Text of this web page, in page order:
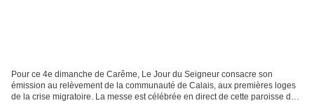
Pour ce 4e dimanche de Carême, Le Jour du Seigneur consacre son
émission au relèvement de la communauté de Calais, aux premières loges
de la crise migratoire. La messe est célébrée en direct de cette paroisse du